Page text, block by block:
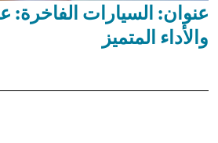
عنوان: السيارات الفاخرة:
والأداء المتميز